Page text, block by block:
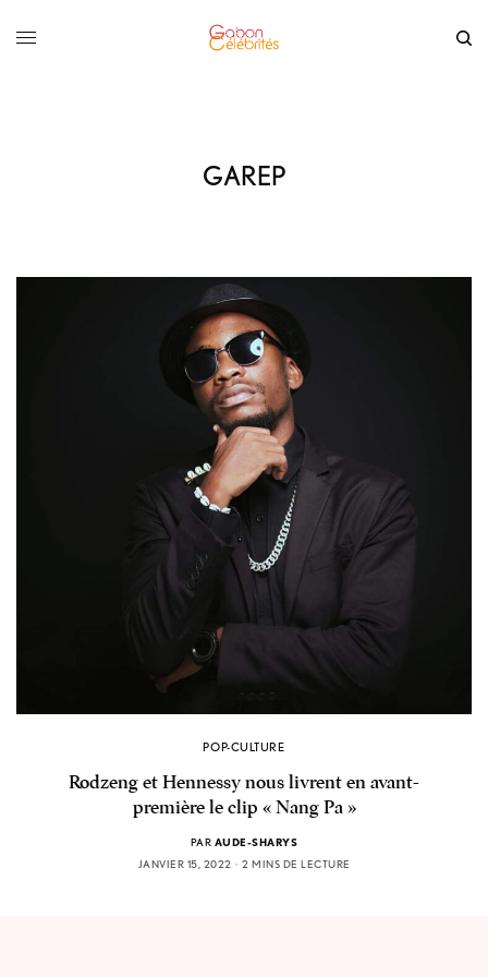
GAREP
POP-CULTURE
Rodzeng et Hennessy nous livrent en avant-
première le clip « Nang Pa »
PAR AUDE-SHARYS
JANVIER 15, 2022
2 MINS DE LECTURE